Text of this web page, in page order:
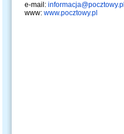
e-mail: informacja@pocztowy.pl
www: www.pocztowy.pl